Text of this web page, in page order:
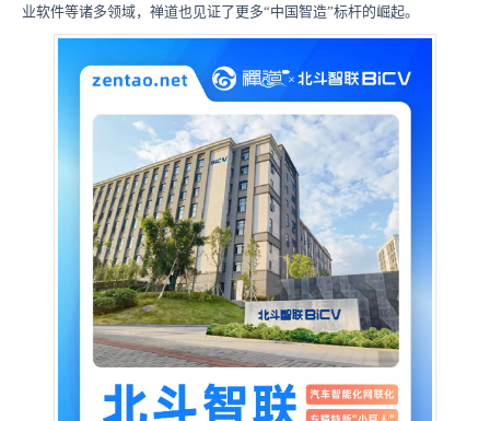
业软件等诸多领域，禅道也见证了更多“中国智造”标杆的崛起。